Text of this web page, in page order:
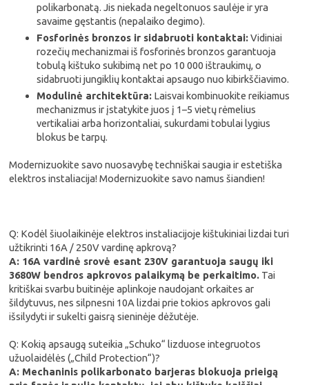
polikarbonatą. Jis niekada negeltonuos saulėje ir yra
savaime gęstantis (nepalaiko degimo).
Fosforinės bronzos ir sidabruoti kontaktai:Vidiniai
rozečių mechanizmai iš fosforinės bronzos garantuoja
tobulą kištuko sukibimą net po 10 000 ištraukimų, o
sidabruoti jungiklių kontaktai apsaugo nuo kibirkščiavimo.
Modulinė architektūra: Laisvai kombinuokite reikiamus
mechanizmus ir įstatykite juos į 1–5 vietų rėmelius
vertikaliai arba horizontaliai, sukurdami tobulai lygius
blokus be tarpų.
Modernizuokite savo nuosavybę techniškai saugia ir estetiška
elektros instaliacija! Modernizuokite savo namus šiandien!
Q: Kodėl šiuolaikinėje elektros instaliacijoje kištukiniai lizdai turi
užtikrinti 16A / 250V vardinę apkrovą?
A: 16A vardinė srovė esant 230V garantuoja saugų iki
3680W bendros apkrovos palaikymą be perkaitimo. Tai
kritiškai svarbu buitinėje aplinkoje naudojant orkaites ar
šildytuvus, nes silpnesni 10A lizdai prie tokios apkrovos gali
išsilydyti ir sukelti gaisrą sieninėje dėžutėje.
Q: Kokią apsaugą suteikia „Schuko“ lizduose integruotos
užuolaidėlės („Child Protection“)?
A: Mechaninis polikarbonato barjeras blokuoja prieigą